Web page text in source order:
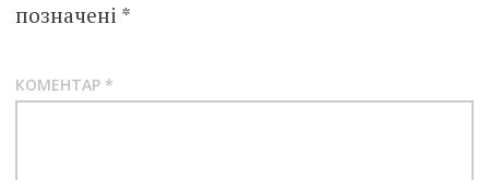
позначені *
КОМЕНТАР *